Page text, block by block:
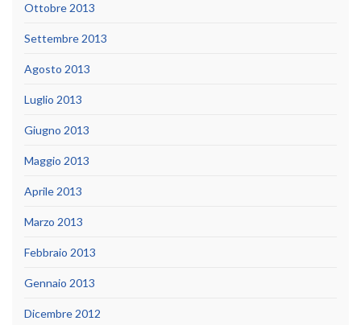
Ottobre 2013
Settembre 2013
Agosto 2013
Luglio 2013
Giugno 2013
Maggio 2013
Aprile 2013
Marzo 2013
Febbraio 2013
Gennaio 2013
Dicembre 2012